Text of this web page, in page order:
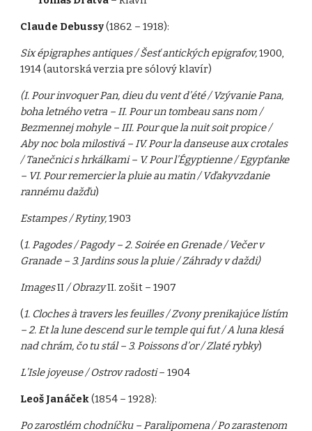
Claude Debussy(1862 – 1918):
Six épigraphes antiques / Šesť antických epigrafov,1900,
1914 (autorská verzia pre sólový klavír)
(I. Pour invoquer Pan, dieu du vent d’été / Vzývanie Pana,
boha letného vetra – II. Pour un tombeau sans nom /
Bezmennej mohyle – III. Pour que la nuit soit propice /
Aby noc bola milostivá – IV. Pour la danseuse aux crotales
/ Tanečnici s hrkálkami – V. Pour l’Égyptienne / Egypťanke
– VI. Pour remercier la pluie au matin / Vďakyvzdanie
rannému dažďu)
Estampes / Rytiny,1903
(1. Pagodes / Pagody – 2. Soirée en Grenade / Večer v
Granade – 3. Jardins sous la pluie / Záhrady v daždi)
ImagesII/ ObrazyII. zošit – 1907
(1. Cloches à travers les feuilles / Zvony prenikajúce lístím
– 2. Et la lune descend sur le temple qui fut / A luna klesá
nad chrám, čo tu stál – 3. Poissons d’or / Zlaté rybky)
L’Isle joyeuse / Ostrov radosti– 1904
Leoš Janáček(1854 – 1928):
Po zarostlém chodníčku – Paralipomena / Po zarastenom